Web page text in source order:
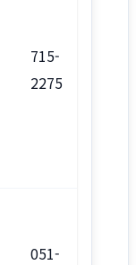
715-
2275
051-